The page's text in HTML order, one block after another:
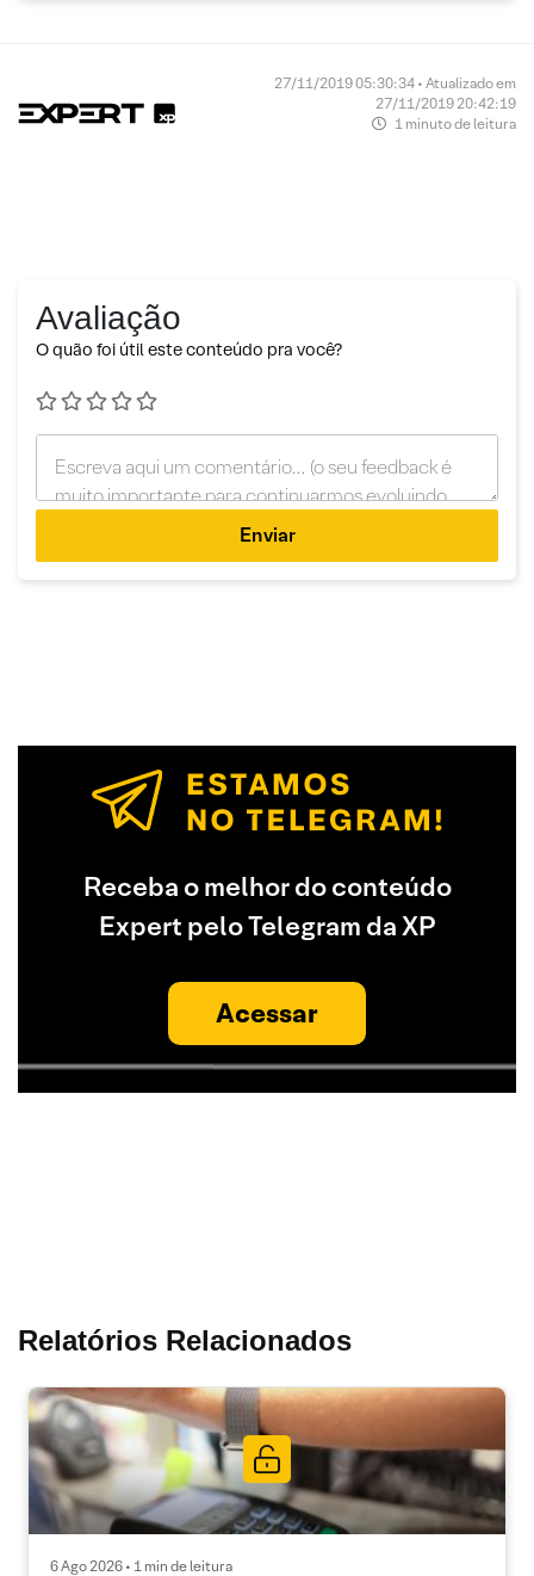
27/11/2019 05:30:34 • Atualizado em
27/11/2019 20:42:19
1 minuto de leitura
Avaliação
O quão foi útil este conteúdo pra você?
Enviar
Receba o melhor do conteúdo
Expert pelo Telegram da XP
Acessar
Relatórios Relacionados
6 Ago 2026 • 1 min de leitura